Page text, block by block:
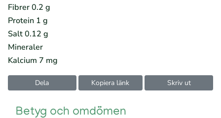
Fibrer 0.2 g
Protein 1 g
Salt 0.12 g
Mineraler
Kalcium 7 mg
Dela Kopiera länk Skriv ut
Betyg och omdömen